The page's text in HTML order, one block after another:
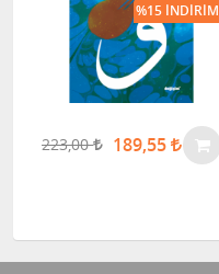
223,00 189,55
%15 İNDIRIM